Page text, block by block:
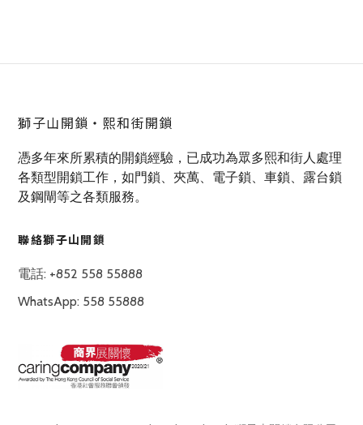
獅子山開鎖‧熙和街開鎖
憑多年來所累積的開鎖經驗，已成功為眾多熙和街人處理
各類型開鎖工作，如門鎖、夾萬、電子鎖、車鎖、露台鎖
及鋼閘等之各類服務。
聯絡獅子山開鎖
電話: +852 558 55888
WhatsApp: 558 55888